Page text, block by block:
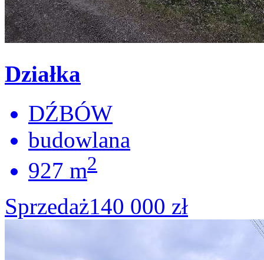
Działka
DŹBÓW
budowlana
927 m2
Sprzedaż140 000 zł